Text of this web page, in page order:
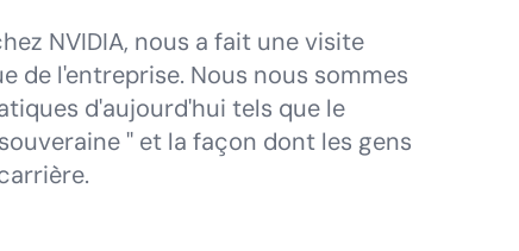
NVIDIA, nous a fait une visite
de l'entreprise. Nous nous sommes
d'aujourd'hui tels que le
" et la façon dont les gens